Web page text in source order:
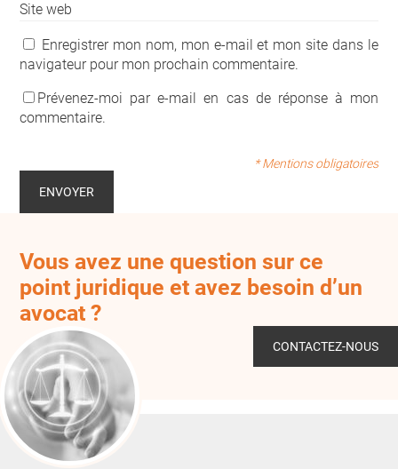
Site web
Enregistrer mon nom, mon e-mail et mon site dans le
navigateur pour mon prochain commentaire.
Prévenez-moi par e-mail en cas de réponse à mon
commentaire.
* Mentions obligatoires
Vous avez une question sur ce
point juridique et avez besoin d’un
avocat ?
CONTACTEZ-NOUS